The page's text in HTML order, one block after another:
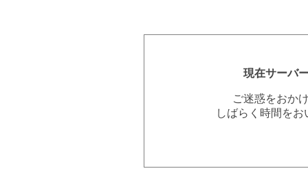
現在サーバ
ご迷惑をおか
しばらく時間を